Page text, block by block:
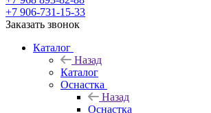
+7 906-731-15-33
Заказать звонок
Каталог
Назад
Каталог
Оснастка
Назад
Оснастка